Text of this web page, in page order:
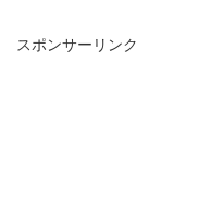
スポンサーリンク